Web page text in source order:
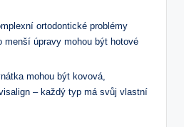
ortodontické problémy
menší úpravy mohou být hotové
mohou být kovová,
– každý typ má svůj vlastní